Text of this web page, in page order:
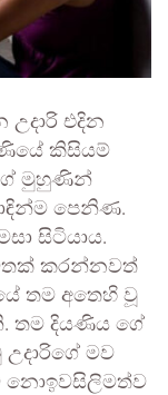
උදාරි එදින
කිසියම්
මුහුණින්
පෙනිණ.
සිටියාය.
කරන්නවත්
තම අතෙහි වූ
තම දියණිය ගේ
මව
නොඉවසිලිමත්ව